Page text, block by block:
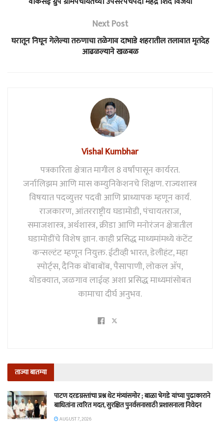
Next Post
घरातून निघून गेलेल्या तरुणाचा तळेगाव दाभाडे शहरातील तलावात मृतदेह
आढळल्याने खळबळ
Vishal Kumbhar
पत्रकारिता क्षेत्रात मागील 8 वर्षांपासून कार्यरत.
जर्नालिझम आणि मास कम्युनिकेशनचे शिक्षण. राज्यशास्त्र
विषयात पदव्युत्तर पदवी आणि प्राध्यापक म्हणून कार्य.
राजकारण, आंतरराष्ट्रीय घडामोडी, पंचायतराज,
समाजशास्त्र, अर्थशास्त्र, क्रीडा आणि मनोरंजन क्षेत्रातील
घडामोडींचे विशेष ज्ञान. काही प्रसिद्ध माध्यमांमध्ये कंटेंट
कन्सल्टंट म्हणून नियुक्त. ईटीव्ही भारत, डेलीहंट, महा
स्पोर्ट्स, दैनिक बोंबाबोंब, पैसापाणी, लोकल अ‍ॅप,
थोडक्यात, जळगाव लाईव्ह अशा प्रसिद्ध माध्यमांसोबत
कामाचा दीर्घ अनुभव.
ताज्या बातम्या
पाटण दरडग्रस्तांचा प्रश्न थेट मंत्र्यांसमोर ; बाळा भेगडे यांच्या पुढाकाराने
बाधितांना त्वरित मदत, सुरक्षित पुनर्वसनासाठी प्रशासनाला निवेदन
AUGUST 7, 2026